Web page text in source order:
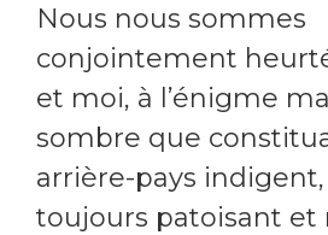
Nous nous sommes
conjointement
et moi, à l’énigme
sombre que
arrière-pays
toujours patoisant et